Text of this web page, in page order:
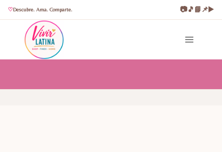
Descubre. Ama. Comparte. 📷🎵📘📌▶️
contenido